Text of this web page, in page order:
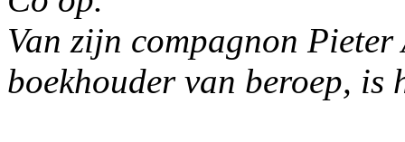
Van zijn compagnon
boekhouder van beroep, is